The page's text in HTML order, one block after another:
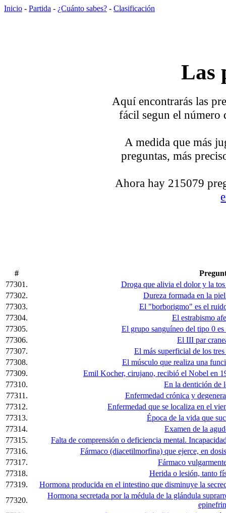
Inicio - Partida - ¿Cuánto sabes? - Clasificación
Las
Aquí encontrarás las
fácil segun el número
A medida que más
preguntas, más
Ahora hay 215079
#
77301.
Droga que alivia el dolor y la
77302.
Dureza formada en la
77303.
El "borborigmo" es el
77304.
El estrabismo
77305.
El grupo sanguíneo del tipo 0
77306.
El III par
77307.
El más superficial de los
77308.
El músculo que realiza una
77309.
Emil Kocher, cirujano, recibió el Nobel en
77310.
En la dentición de
77311.
Enfermedad crónica y
77312.
Enfermedad que se localiza en el
77313.
Época de la vida que
77314.
Examen de la
77315.
Falta de comprensión o deficiencia mental.
77316.
Fármaco (diacetilmorfina) que ejerce, en
77317.
Fármaco
77318.
Herida o lesión, tanto
77319.
Hormona producida en el intestino que disminuye la
77320.
Hormona secretada por la médula de la glándula